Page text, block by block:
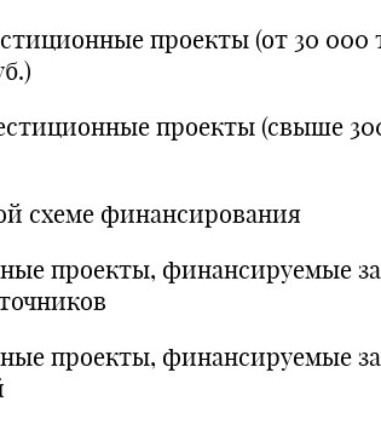
проекты (от 30 000
проекты (свыше
схеме финансирования
проекты, финансируемые
проекты, финансируемые